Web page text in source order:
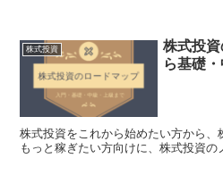
株式投資
株式投
ら基礎・
株式投資をこれから始めたい方から、
もっと稼ぎたい方向けに、株式投資の